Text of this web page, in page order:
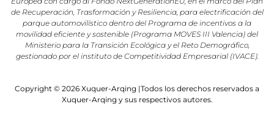
de Recuperación, Trasformación y Resiliencia, para electrificación del
parque automovilístico dentro del Programa de incentivos a la
movilidad eficiente y sostenible (Programa MOVES III Valencia) del
Ministerio para la Transición Ecológica y el Reto Demográfico,
gestionado por el instituto de Competitividad Empresarial (IVACE).
Copyright © 2026 Xuquer-Arqing |Todos los derechos reservados a
Xuquer-Arqing y sus respectivos autores.